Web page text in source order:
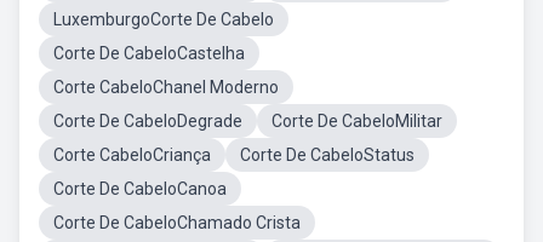
LuxemburgoCorte De Cabelo
Corte De CabeloCastelha
Corte CabeloChanel Moderno
Corte De CabeloDegrade
Corte De CabeloMilitar
Corte CabeloCriança
Corte De CabeloStatus
Corte De CabeloCanoa
Corte De CabeloChamado Crista